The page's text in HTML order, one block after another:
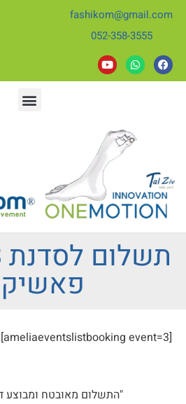
fashikom@gmail.com
052-358-3555
[ameliaeventslistbooking event=3]
"התשלום מאובטח ומבוצע